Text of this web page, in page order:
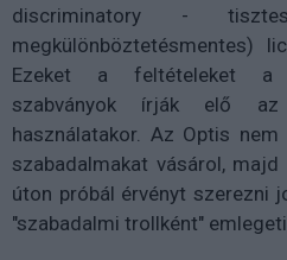
discriminatory -
megkülönböztetésmentes)
Ezeket a feltételeket a
szabványok írják elő az
használatakor. Az Optis
szabadalmakat vásárol,
úton próbál érvényt szerezni
"szabadalmi trollként"